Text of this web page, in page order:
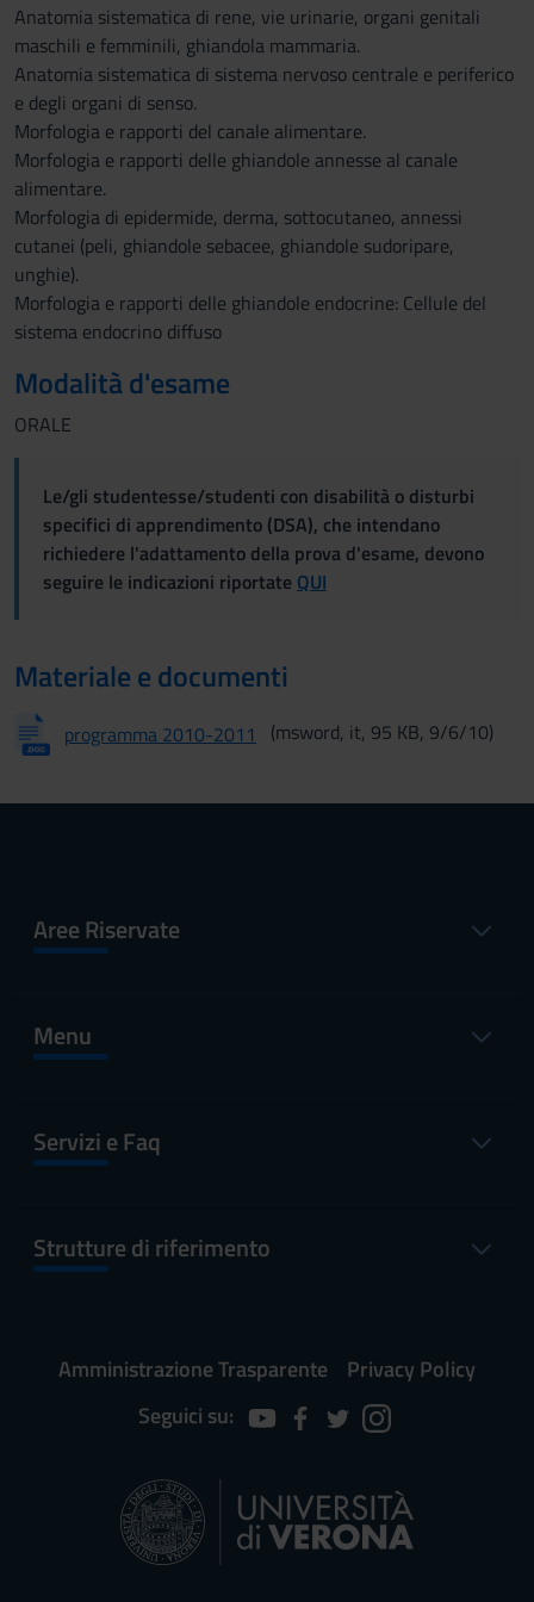
Anatomia sistematica di rene, vie urinarie, organi genitali
maschili e femminili, ghiandola mammaria.
Anatomia sistematica di sistema nervoso centrale e periferico
e degli organi di senso.
Morfologia e rapporti del canale alimentare.
Morfologia e rapporti delle ghiandole annesse al canale
alimentare.
Morfologia di epidermide, derma, sottocutaneo, annessi
cutanei (peli, ghiandole sebacee, ghiandole sudoripare,
unghie).
Morfologia e rapporti delle ghiandole endocrine: Cellule del
sistema endocrino diffuso
Modalità d'esame
ORALE
Le/gli studentesse/studenti con disabilità o disturbi
specifici di apprendimento (DSA), che intendano
richiedere l'adattamento della prova d'esame, devono
seguire le indicazioni riportate QUI
Materiale e documenti
programma 2010-2011 (msword, it, 95 KB, 9/6/10)
Aree Riservate
Menu
Servizi e Faq
Strutture di riferimento
Amministrazione Trasparente
Privacy Policy
Seguici su: